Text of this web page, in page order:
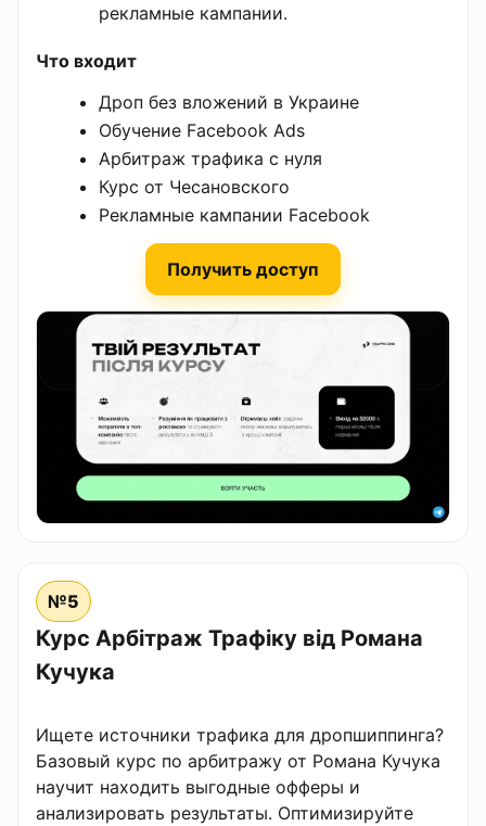
рекламные кампании.
Что входит
Дроп без вложений в Украине
Обучение Facebook Ads
Арбитраж трафика с нуля
Курс от Чесановского
Рекламные кампании Facebook
Получить доступ
№5
Курс Арбітраж Трафіку від Романа
Кучука
Ищете источники трафика для дропшиппинга?
Базовый курс по арбитражу от Романа Кучука
научит находить выгодные офферы и
анализировать результаты. Оптимизируйте